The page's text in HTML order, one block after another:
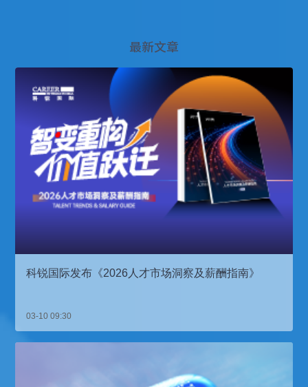
最新文章
科锐国际发布《2026人才市场洞察及薪酬指南》
03-10 09:30